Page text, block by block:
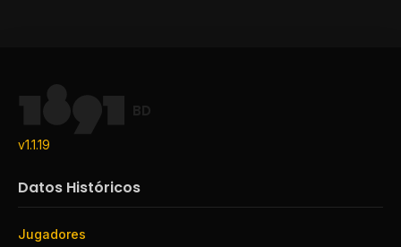
BD
v1.1.19
Datos Históricos
Jugadores